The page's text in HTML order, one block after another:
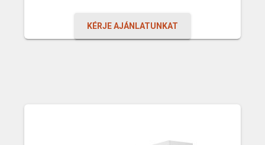
KÉRJE AJÁNLATUNKAT